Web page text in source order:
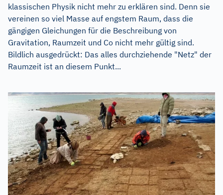
klassischen Physik nicht mehr zu erklären sind. Denn sie
vereinen so viel Masse auf engstem Raum, dass die
gängigen Gleichungen für die Beschreibung von
Gravitation, Raumzeit und Co nicht mehr gültig sind.
Bildlich ausgedrückt: Das alles durchziehende "Netz" der
Raumzeit ist an diesem Punkt...